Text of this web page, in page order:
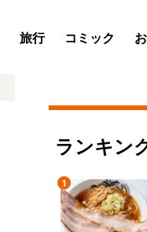
旅行 コミック
ランキン
1